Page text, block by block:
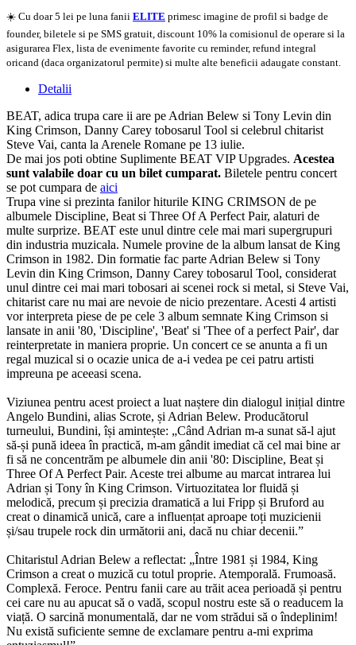
☀️ Cu doar 5 lei pe luna fanii ELITE primesc imagine de profil si badge de
founder, biletele si pe SMS gratuit, discount 10% la comisionul de operare si la
asigurarea Flex, lista de evenimente favorite cu reminder, refund integral
oricand (daca organizatorul permite) si multe alte beneficii adaugate constant.
Detalii
BEAT, adica trupa care ii are pe Adrian Belew si Tony Levin din
King Crimson, Danny Carey tobosarul Tool si celebrul chitarist
Steve Vai, canta la Arenele Romane pe 13 iulie.
De mai jos poti obtine Suplimente BEAT VIP Upgrades. Acestea
sunt valabile doar cu un bilet cumparat. Biletele pentru concert
se pot cumpara de aici
Trupa vine si prezinta fanilor hiturile KING CRIMSON de pe
albumele Discipline, Beat si Three Of A Perfect Pair, alaturi de
multe surprize. BEAT este unul dintre cele mai mari supergrupuri
din industria muzicala. Numele provine de la album lansat de King
Crimson in 1982. Din formatie fac parte Adrian Belew si Tony
Levin din King Crimson, Danny Carey tobosarul Tool, considerat
unul dintre cei mai mari tobosari ai scenei rock si metal, si Steve Vai,
chitarist care nu mai are nevoie de nicio prezentare. Acesti 4 artisti
vor interpreta piese de pe cele 3 album semnate King Crimson si
lansate in anii '80, 'Discipline', 'Beat' si 'Thee of a perfect Pair', dar
reinterpretate in maniera proprie. Un concert ce se anunta a fi un
regal muzical si o ocazie unica de a-i vedea pe cei patru artisti
impreuna pe aceeasi scena.
Viziunea pentru acest proiect a luat naștere din dialogul inițial dintre
Angelo Bundini, alias Scrote, și Adrian Belew. Producătorul
turneului, Bundini, își amintește: „Când Adrian m-a sunat să-l ajut
să-și pună ideea în practică, m-am gândit imediat că cel mai bine ar
fi să ne concentrăm pe albumele din anii '80: Discipline, Beat și
Three Of A Perfect Pair. Aceste trei albume au marcat intrarea lui
Adrian și Tony în King Crimson. Virtuozitatea lor fluidă și
melodică, precum și precizia dramatică a lui Fripp și Bruford au
creat o dinamică unică, care a influențat aproape toți muzicienii
și/sau trupele rock din următorii ani, dacă nu chiar decenii.”
Chitaristul Adrian Belew a reflectat: „Între 1981 și 1984, King
Crimson a creat o muzică cu totul proprie. Atemporală. Frumoasă.
Complexă. Feroce. Pentru fanii care au trăit acea perioadă și pentru
cei care nu au apucat să o vadă, scopul nostru este să o readucem la
viață. O sarcină monumentală, dar ne vom strădui să o îndeplinim!
Nu există suficiente semne de exclamare pentru a-mi exprima